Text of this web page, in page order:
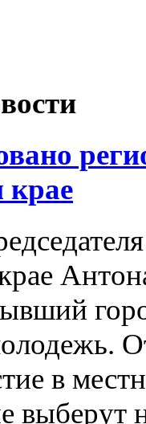
крае
в
выберут